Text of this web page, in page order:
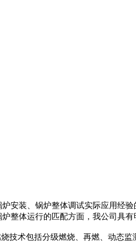
安装、锅炉整体调试实际应用经
整体运行的匹配方面，我公司具有
技术包括分级燃烧、再燃、动态监